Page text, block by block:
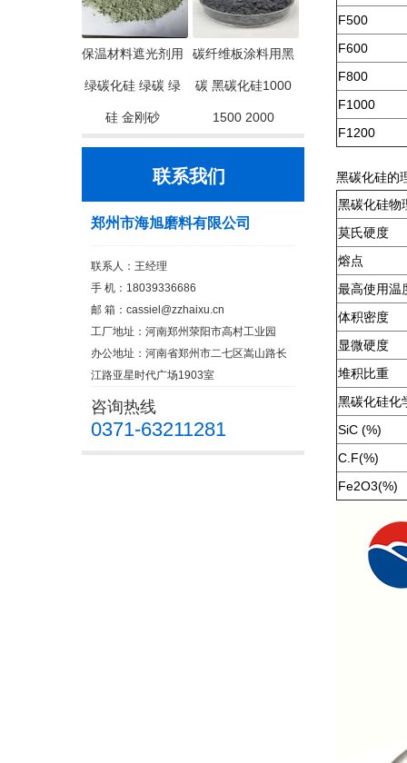
保温材料遮光剂用
绿碳化硅 绿碳 绿
硅 金刚砂
碳纤维板涂料用黑
碳 黑碳化硅1000
1500 2000
联系我们
郑州市海旭磨料有限公司
联系人：王经理
手 机：18039336686
邮 箱：cassiel@zzhaixu.cn
工厂地址：河南郑州荥阳市高村工业园
办公地址：河南省郑州市二七区嵩山路长
江路亚星时代广场1903室
咨询热线
0371-63211281
F500
F600
F800
F1000
F1200
黑碳化硅的
黑碳化硅物
莫氏硬度
熔点
最高使用温
体积密度
显微硬度
堆积比重
黑碳化硅化
SiC (%)
C.F(%)
Fe2O3(%)